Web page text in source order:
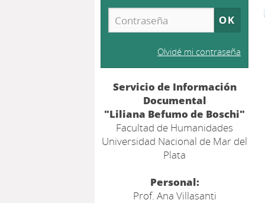
Olvidé mi contraseña
Servicio de Información
Documental
"Liliana Befumo de Boschi"
Facultad de Humanidades
Universidad Nacional de Mar del
Plata
Personal:
Prof. Ana Villasanti